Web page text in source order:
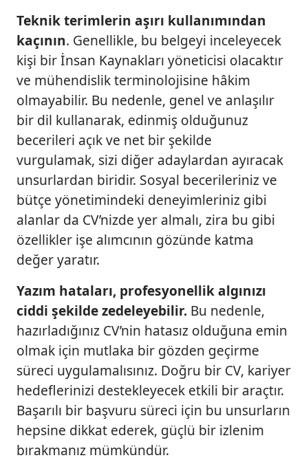
Teknik terimlerin aşırı kullanımından
kaçının. Genellikle, bu belgeyi inceleyecek
kişi bir İnsan Kaynakları yöneticisi olacaktır
ve mühendislik terminolojisine hâkim
olmayabilir. Bu nedenle, genel ve anlaşılır
bir dil kullanarak, edinmiş olduğunuz
becerileri açık ve net bir şekilde
vurgulamak, sizi diğer adaylardan ayıracak
unsurlardan biridir. Sosyal becerileriniz ve
bütçe yönetimindeki deneyimleriniz gibi
alanlar da CV’nizde yer almalı, zira bu gibi
özellikler işe alımcının gözünde katma
değer yaratır.
Yazım hataları, profesyonellik algınızı
ciddi şekilde zedeleyebilir. Bu nedenle,
hazırladığınız CV’nin hatasız olduğuna emin
olmak için mutlaka bir gözden geçirme
süreci uygulamalısınız. Doğru bir CV, kariyer
hedeflerinizi destekleyecek etkili bir araçtır.
Başarılı bir başvuru süreci için bu unsurların
hepsine dikkat ederek, güçlü bir izlenim
bırakmanız mümkündür.